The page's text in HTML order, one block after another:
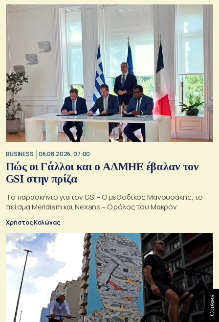
BUSINESS 06.08.2026, 07:00
Πώς οι Γάλλοι και ο ΑΔΜΗΕ έβαλαν τον
GSI στην πρίζα
Το παρασκήνιο για τον GSI – Ο μεθοδικός Μανουσάκης, το
πείσμα Meridiam και Nexans – Ο ρόλος του Μακρόν
Χρήστος Κολώνας
Cookies